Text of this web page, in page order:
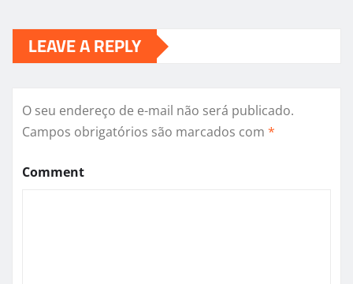
LEAVE A REPLY
O seu endereço de e-mail não será publicado.
Campos obrigatórios são marcados com *
Comment